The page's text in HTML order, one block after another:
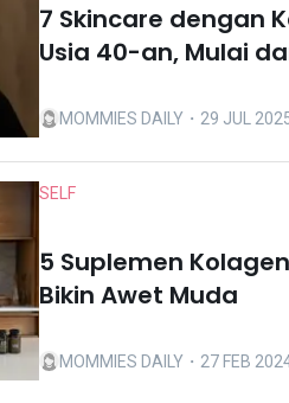
7 Skincare dengan
Usia 40-an, Mulai
MOMMIES DAILY ・29 JUL
SELF
5 Suplemen
Bikin Awet Muda
MOMMIES DAILY ・27 FEB